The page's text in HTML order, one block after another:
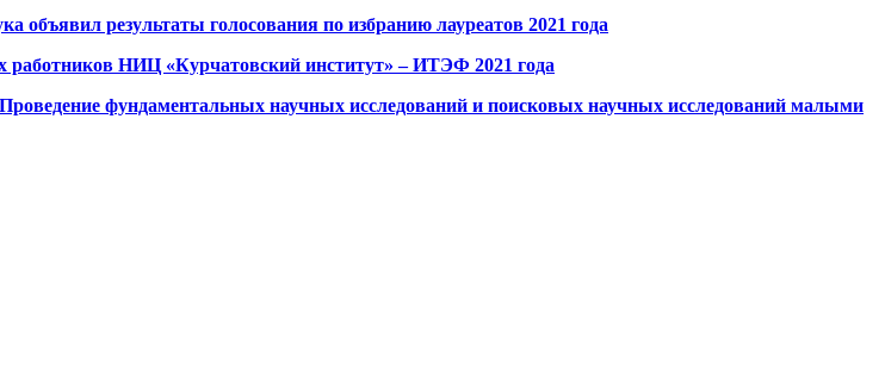
результаты голосования по избранию лауреатов 2021 года
работников НИЦ «Курчатовский институт» – ИТЭФ 2021 года
фундаментальных научных исследований и поисковых научных исследований малыми